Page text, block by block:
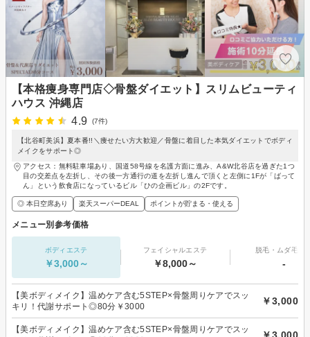
【本格痩身専門店◇骨盤ダイエット】スリムビューティ
ハウス 沖縄店
4.9
(7件)
【北谷町美浜】夏本番!!＼痩せたい方大歓迎／骨盤に着目した本気ダイエットでボディ
メイクをサポート◎
アクセス：無料駐車場あり、国道58号線を名護方面に進み、A&W北谷店を過ぎた1つ
目の交差点を左折し、その後一方通行の道を左折し進んで頂くと左側に1Fが「ばって
ん」という飲食店になっているビル「ひの企画ビル」の2Fです。
◎ 本日空席あり 楽天スーパーDEAL ポイントが貯まる・使える
メニュー別参考価格
ボディエステ
￥3,000～
フェイシャルエステ
￥8,000～
脱毛・ムダ毛処
-
【美ボディメイク】温めケア含む5STEP×骨盤周りケアでスッ
キリ！代謝サポート◎80分￥3000
￥3,000
【美ボディメイク】温めケア含む5STEP×骨盤周りケアでスッ
￥3,000